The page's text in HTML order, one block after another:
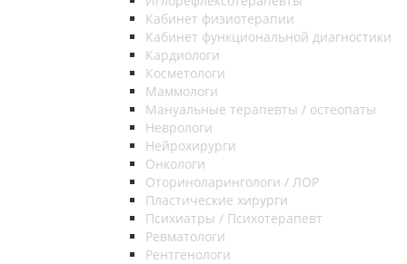
Кабинет физиотерапии
Кабинет функциональной диагностики
Кардиологи
Косметологи
Маммологи
Мануальные терапевты / остеопаты
Неврологи
Нейрохирурги
Онкологи
Оториноларингологи / ЛОР
Пластические хирурги
Психиатры / Психотерапевт
Ревматологи
Рентгенологи